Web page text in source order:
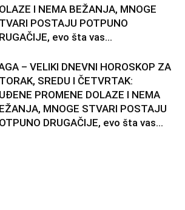
I NEMA BEŽANJA, MNOGE
POSTAJU POTPUNO
evo šta vas...
– VELIKI DNEVNI HOROSKOP ZA
SREDU I ČETVRTAK:
PROMENE DOLAZE I NEMA
MNOGE STVARI POSTAJU
DRUGAČIJE, evo šta vas...